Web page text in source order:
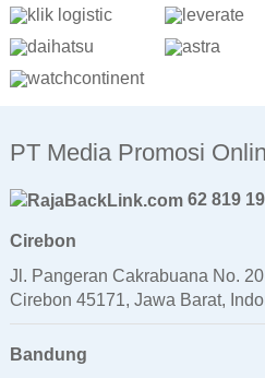
PT Media Promosi
62 819
Cirebon
Jl. Pangeran Cakrabuana No.
Cirebon 45171, Jawa Barat,
Bandung